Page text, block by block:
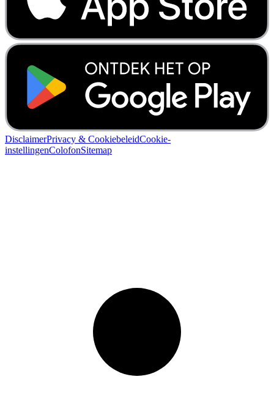
DisclaimerPrivacy & CookiebeleidCookie-
instellingenColofonSitemap